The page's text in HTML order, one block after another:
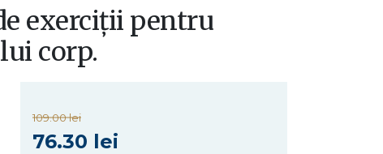
exerciții pentru
corp.
109.00 lei
76.30 lei